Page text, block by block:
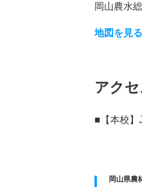
岡山農水
地図を見る
アクセ
■【本校
岡山県農